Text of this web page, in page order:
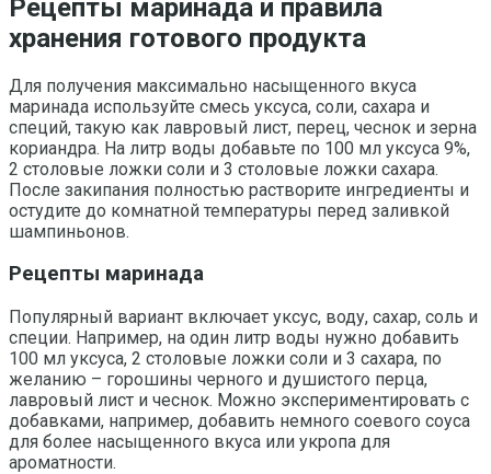
Рецепты маринада и правила
хранения готового продукта
Для получения максимально насыщенного вкуса
маринада используйте смесь уксуса, соли, сахара и
специй, такую как лавровый лист, перец, чеснок и зерна
кориандра. На литр воды добавьте по 100 мл уксуса 9%,
2 столовые ложки соли и 3 столовые ложки сахара.
После закипания полностью растворите ингредиенты и
остудите до комнатной температуры перед заливкой
шампиньонов.
Рецепты маринада
Популярный вариант включает уксус, воду, сахар, соль и
специи. Например, на один литр воды нужно добавить
100 мл уксуса, 2 столовые ложки соли и 3 сахара, по
желанию – горошины черного и душистого перца,
лавровый лист и чеснок. Можно экспериментировать с
добавками, например, добавить немного соевого соуса
для более насыщенного вкуса или укропа для
ароматности.